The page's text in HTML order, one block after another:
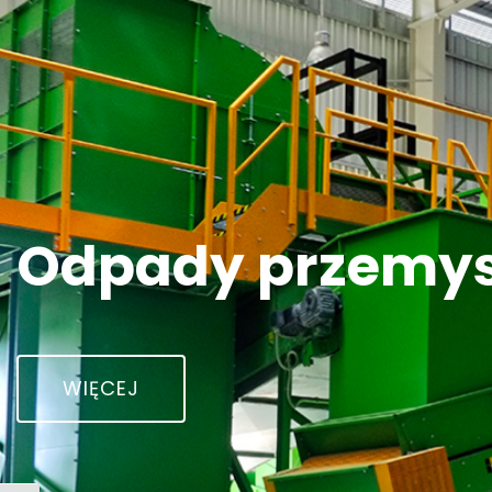
Odpady
WIĘCEJ